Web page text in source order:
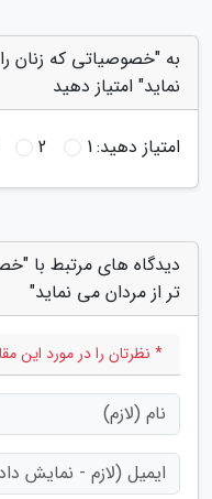
به "خصوصیاتی که زنان
نماید" امتیاز دهید
امتیاز دهید:1
2
دیدگاه های مرتبط با
تر از مردان می نماید"
* نظرتان را در مورد این